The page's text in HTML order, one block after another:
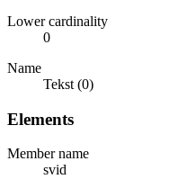
Lower cardinality
0
Name
Tekst (0)
Elements
Member name
svid